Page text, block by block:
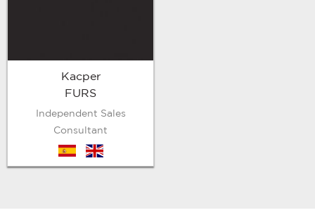
Kacper
FURS
Independent Sales
Consultant
es en